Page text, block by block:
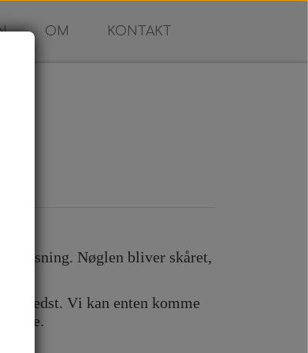
OM KONTAKT
løsning. Nøglen bliver skåret,
bedst. Vi kan enten komme
aftale.